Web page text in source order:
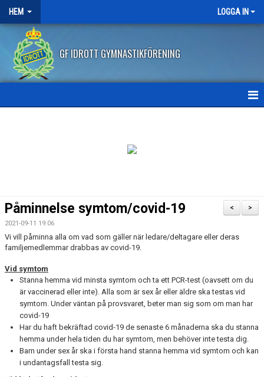
HEM LOGGA IN
GF IDROTT GYMNASTIKFÖRENING
FRÅGOR OCH SVAR
AVBOKNING/ÅTERBETALNING
VÅRA GRUPPER
EVENEMANG
INFO OM FÖRENINGEN
KONTAKT
>
<
Påminnelse symtom/covid-19
2021-09-11 19:06
Vi vill påminna alla om vad som gäller när ledare/deltagare eller deras
familjemedlemmar drabbas av covid-19.
Vid symtom
Stanna hemma vid minsta symtom och ta ett PCR-test (oavsett om du
är vaccinerad eller inte). Alla som är sex år eller äldre ska testas vid
symtom. Under väntan på provsvaret, beter man sig som om man har
covid-19
Har du haft bekräftad covid-19 de senaste 6 månaderna ska du stanna
hemma under hela tiden du har symtom, men behöver inte testa dig.
Barn under sex år ska i första hand stanna hemma vid symtom och kan
i undantagsfall testa sig.